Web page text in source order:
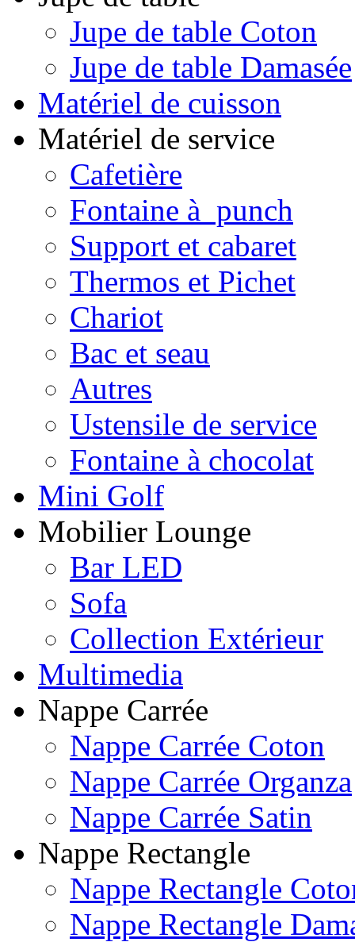
Jupe de table Coton
Jupe de table Damasée
Matériel de cuisson
Matériel de service
Cafetière
Fontaine à punch
Support et cabaret
Thermos et Pichet
Chariot
Bac et seau
Autres
Ustensile de service
Fontaine à chocolat
Mini Golf
Mobilier Lounge
Bar LED
Sofa
Collection Extérieur
Multimedia
Nappe Carrée
Nappe Carrée Coton
Nappe Carrée Organza
Nappe Carrée Satin
Nappe Rectangle
Nappe Rectangle
Nappe Rectangle